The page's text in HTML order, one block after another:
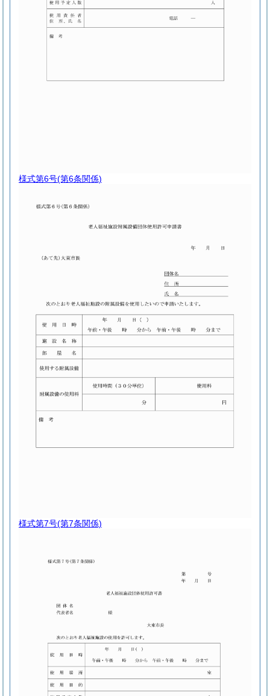
様式第6号(第6条関係)
様式第7号(第7条関係)